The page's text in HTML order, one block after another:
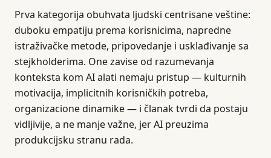
Prva kategorija obuhvata ljudski centrisane veštine:
duboku empatiju prema korisnicima, napredne
istraživačke metode, pripovedanje i usklađivanje sa
stejkholderima. One zavise od razumevanja
konteksta kom AI alati nemaju pristup — kulturnih
motivacija, implicitnih korisničkih potreba,
organizacione dinamike — i članak tvrdi da postaju
vidljivije, a ne manje važne, jer AI preuzima
produkcijsku stranu rada.